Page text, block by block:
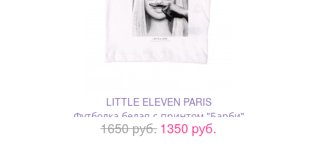
LITTLE ELEVEN PARIS
Футболка белая с принтом "Барби"
1650 pуб.1350 pуб.